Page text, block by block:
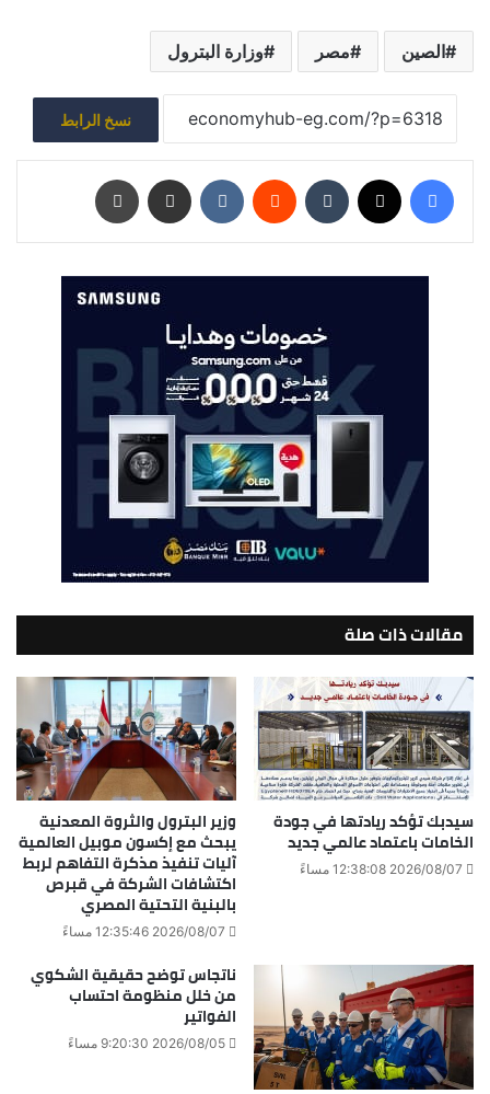
الصين مصر وزارة البترول
نسخ الرابط
مقالات ذات صلة
سيدبك تؤكد ريادتها في جودة
الخامات باعتماد عالمي جديد
2026/08/07 12:38:08 مساءً
وزير البترول والثروة المعدنية
يبحث مع إكسون موبيل العالمية
آليات تنفيذ مذكرة التفاهم لربط
اكتشافات الشركة في قبرص
بالبنية التحتية المصري
2026/08/07 12:35:46 مساءً
ناتجاس توضح حقيقية الشكوي
من خلل منظومة احتساب
الفواتير
2026/08/05 9:20:30 مساءً